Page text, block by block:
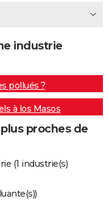
industrie
pollués ?
à los Masos
proches de
(1 industrie(s)